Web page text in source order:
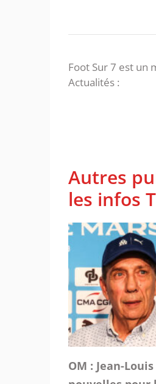
Foot Sur 7 est un
Actualités :
Autres
les infos
OM : Jean-